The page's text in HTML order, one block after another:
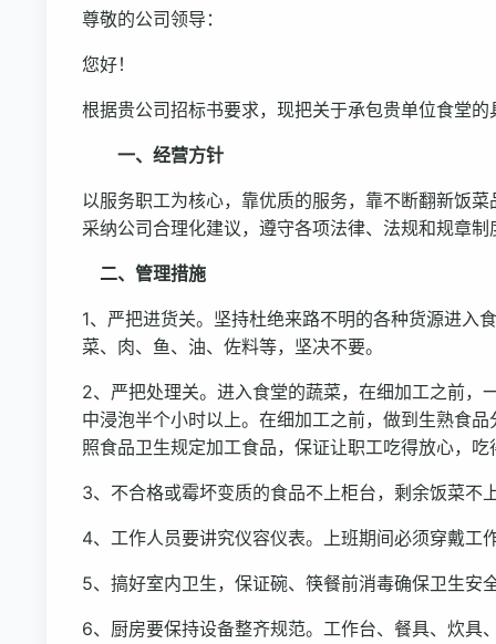
尊敬的公司领导：
您好！
根据贵公司招标书要求，现把关于承包贵单位食堂
一、经营方针
以服务职工为核心，靠优质的服务，靠不断翻新饭
采纳公司合理化建议，遵守各项法律、法规和规章
二、管理措施
1、严把进货关。坚持杜绝来路不明的各种货源进入
菜、肉、鱼、油、佐料等，坚决不要。
2、严把处理关。进入食堂的蔬菜，在细加工之前
中浸泡半个小时以上。在细加工之前，做到生熟食
照食品卫生规定加工食品，保证让职工吃得放心，吃
3、不合格或霉坏变质的食品不上柜台，剩余饭菜不
4、工作人员要讲究仪容仪表。上班期间必须穿戴工
5、搞好室内卫生，保证碗、筷餐前消毒确保卫生安
6、厨房要保持设备整齐规范。工作台、餐具、炊具